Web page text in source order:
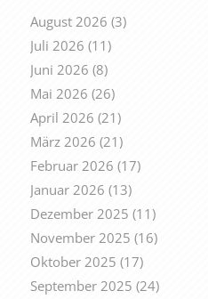
August 2026 (3)
Juli 2026 (11)
Juni 2026 (8)
Mai 2026 (26)
April 2026 (21)
März 2026 (21)
Februar 2026 (17)
Januar 2026 (13)
Dezember 2025 (11)
November 2025 (16)
Oktober 2025 (17)
September 2025 (24)